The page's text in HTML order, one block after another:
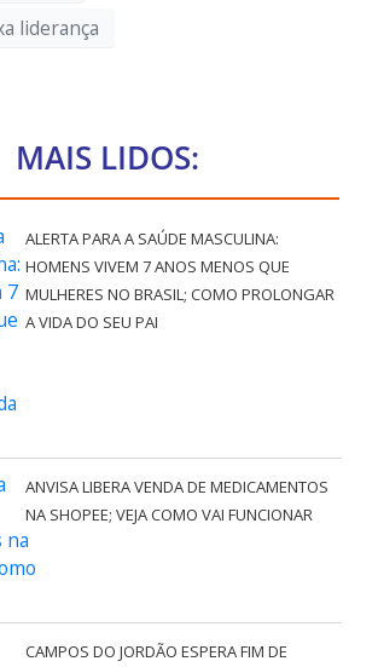
liderança
MAIS LIDOS:
ALERTA PARA A SAÚDE MASCULINA:
HOMENS VIVEM 7 ANOS MENOS QUE
MULHERES NO BRASIL; COMO PROLONGAR
A VIDA DO SEU PAI
ANVISA LIBERA VENDA DE MEDICAMENTOS
NA SHOPEE; VEJA COMO VAI FUNCIONAR
CAMPOS DO JORDÃO ESPERA FIM DE